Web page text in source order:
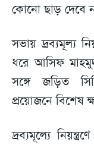
কোনো ছাড় দেবে
সভায় দ্রব্যমূল্য
ধরে আসিফ
সঙ্গে জড়িত
প্রয়োজনে বিশেষ
দ্রব্যমূল্যে